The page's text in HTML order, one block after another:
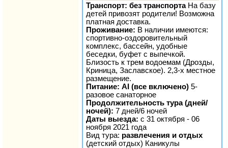
Транспорт: без транспортаНа базу
детей привозят родители! Возможна
платная доставка.
Проживание: В наличии имеются:
спортивно-оздоровительный
комплекс, бассейн, удобные
беседки, буфет с выпечкой.
Близость к трем водоемам (Дрозды,
Криница, Заславское). 2,3-х местное
размещение.
Питание: AI (все включено) 5-
разовое санаторное
Продолжительность тура (дней/
ночей): 7 дней/6 ночей
Даты выезда: с 31 октября - 06
ноября 2021 года
Вид тура: развлечения и отдых
(детский отдых) Каникулы